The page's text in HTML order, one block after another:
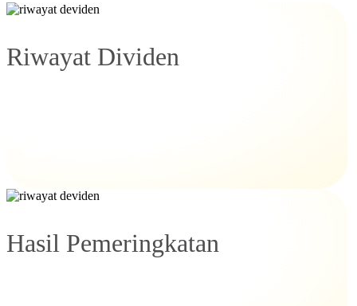
Riwayat Dividen
Hasil Pemeringkatan